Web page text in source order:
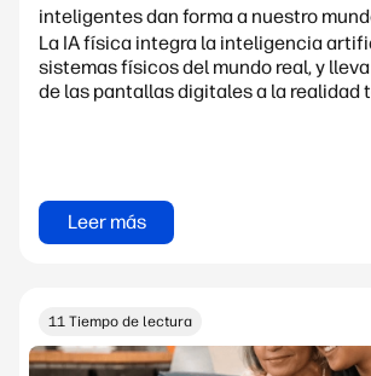
inteligentes dan forma a nuestro
La IA física integra la inteligencia
sistemas físicos del mundo real, y
de las pantallas digitales a la realidad
Leer más
11 Tiempo de lectura